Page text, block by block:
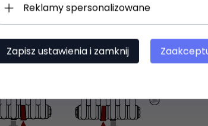
Reklamy spersonalizowane
Zapisz ustawienia i zamknij